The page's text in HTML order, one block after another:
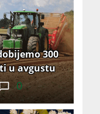
300
u avgustu
0